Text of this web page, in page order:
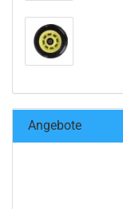
Angebote